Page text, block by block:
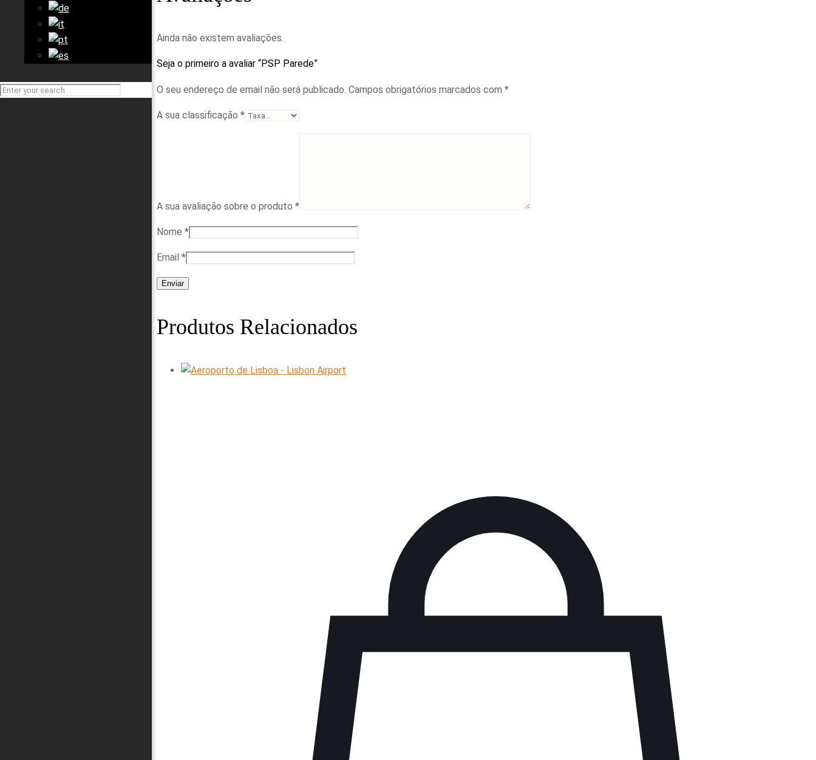
Ainda não existem avaliações.
Seja o primeiro a avaliar “PSP Parede”
O seu endereço de email não será publicado. Campos obrigatórios marcados com *
A sua classificação *
A sua avaliação sobre o produto *
Nome *
Email *
Produtos Relacionados